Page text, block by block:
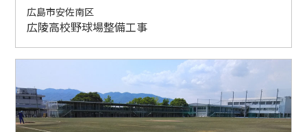
広島市安佐南区
広陵高校野球場整備工事